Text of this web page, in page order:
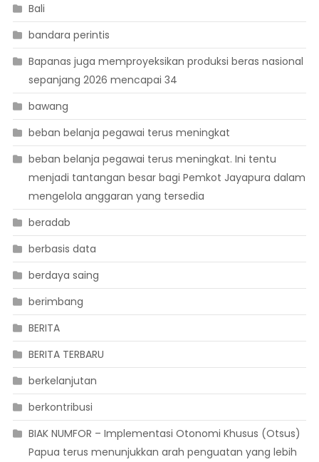
Bali
bandara perintis
Bapanas juga memproyeksikan produksi beras nasional
sepanjang 2026 mencapai 34
bawang
beban belanja pegawai terus meningkat
beban belanja pegawai terus meningkat. Ini tentu
menjadi tantangan besar bagi Pemkot Jayapura dalam
mengelola anggaran yang tersedia
beradab
berbasis data
berdaya saing
berimbang
BERITA
BERITA TERBARU
berkelanjutan
berkontribusi
BIAK NUMFOR – Implementasi Otonomi Khusus (Otsus)
Papua terus menunjukkan arah penguatan yang lebih